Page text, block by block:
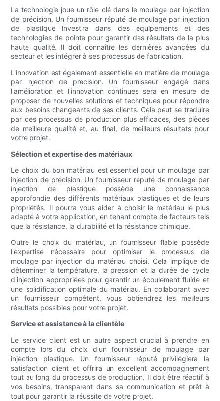
La technologie joue un rôle clé dans le moulage par injection
de précision. Un fournisseur réputé de moulage par injection
de plastique investira dans des équipements et des
technologies de pointe pour garantir des résultats de la plus
haute qualité. Il doit connaître les dernières avancées du
secteur et les intégrer à ses processus de fabrication.
L'innovation est également essentielle en matière de moulage
par injection de précision. Un fournisseur engagé dans
l'amélioration et l'innovation continues sera en mesure de
proposer de nouvelles solutions et techniques pour répondre
aux besoins changeants de ses clients. Cela peut se traduire
par des processus de production plus efficaces, des pièces
de meilleure qualité et, au final, de meilleurs résultats pour
votre projet.
Sélection et expertise des matériaux
Le choix du bon matériau est essentiel pour un moulage par
injection de précision. Un fournisseur réputé de moulage par
injection de plastique possède une connaissance
approfondie des différents matériaux plastiques et de leurs
propriétés. Il pourra vous aider à choisir le matériau le plus
adapté à votre application, en tenant compte de facteurs tels
que la résistance, la durabilité et la résistance chimique.
Outre le choix du matériau, un fournisseur fiable possède
l'expertise nécessaire pour optimiser le processus de
moulage par injection du matériau choisi. Cela implique de
déterminer la température, la pression et la durée de cycle
d'injection appropriées pour garantir un écoulement fluide et
une solidification optimale du matériau. En collaborant avec
un fournisseur compétent, vous obtiendrez les meilleurs
résultats possibles pour votre projet.
Service et assistance à la clientèle
Le service client est un autre aspect crucial à prendre en
compte lors du choix d'un fournisseur de moulage par
injection plastique. Un fournisseur réputé privilégiera la
satisfaction client et offrira un excellent accompagnement
tout au long du processus de production. Il doit être réactif à
vos besoins, transparent dans sa communication et prêt à
tout pour garantir la réussite de votre projet.